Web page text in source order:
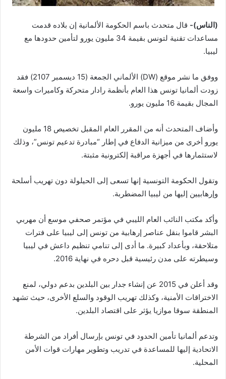
(الناس)- قال متحدث باسم الحكومة الألمانية إن بلاده قدمت
مساعدات تقنية لتونس بقيمة 34 مليون يورو لتأمين حدودها مع
ليبيا.
ووفق ما نشر موقع (DW) الألماني الجمعة (15 ديسمبر 2107) فقد
زودت ألمانيا تونس هذا العام بأنظمة رادار متحركة وكاميرات واسعة
المجال بقيمة 16 مليون يورو.
وأضاف المتحدث أنه من المقرر العام المقبل تخصيص 18 مليون
يورو أخرى من ميزانية الدفاع في إطار “مبادرة تدعيم تونس”، وذلك
لاستثمارها في أجهزة مراقبة إلكترونية مثبتة.
وتقول الحكومة التونسية إنها تسعى إلى الحيلولة دون تهريب أسلحة
وإرهابيين إليها من ليبيا المضطربة.
وأكد مكتب النائب العام الليبي في مؤتمر صحفي موسع أن مهربي
البشر قاموا بنقل عناصر إرهابية من تونس إلى ليبيا على فترات
متلاحقة، وبأعداد كبيرة. ما أدى إلى تنامي تنظيم داعش في ليبيا
وسيطرته على مدن رئيسية قبل دحره في نهاية 2016.
وقد أعلن في 2015 عن إنشاء جدار بين البلدين بدعم دولي، لمنع
الاختراقات الأمنية، وكذلك تهريب الوقود والسلع الأخرى، حيث تشهد
المنطقة سوقا موازيا يؤثر على اقتصاد البلدين.
وتدعم ألمانيا تأمين الحدود في تونس بإرسال أفراد من الشرطة
الاتحادية إليها للمساعدة في تدريب وتطوير مهارات قوات الأمن
المحلية.